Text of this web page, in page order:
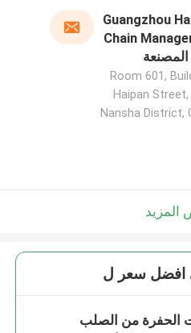
Guangzhou
Chain
Room 601,
Haipan
Nansha District,
افضل سعر ل
الحفرة من الصلب